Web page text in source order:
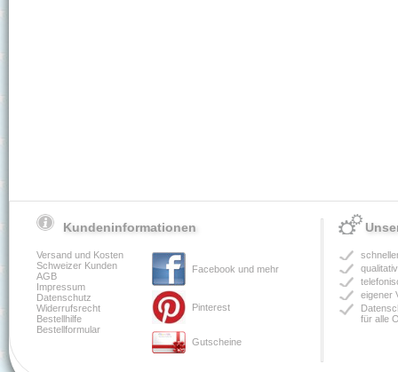
Kundeninformationen
Versand und Kosten
Schweizer Kunden
AGB
Impressum
Datenschutz
Widerrufsrecht
Bestellhilfe
Bestellformular
Facebook und mehr
Pinterest
Gutscheine
eigener
für alle